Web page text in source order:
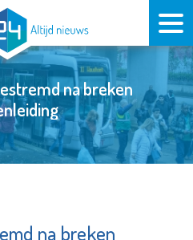
na breken
na breken